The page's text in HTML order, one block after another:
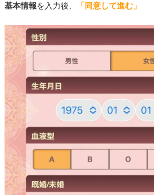
基本情報を入力後 「同意して進む」